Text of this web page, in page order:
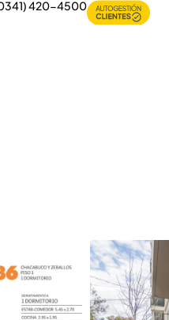
420-4500